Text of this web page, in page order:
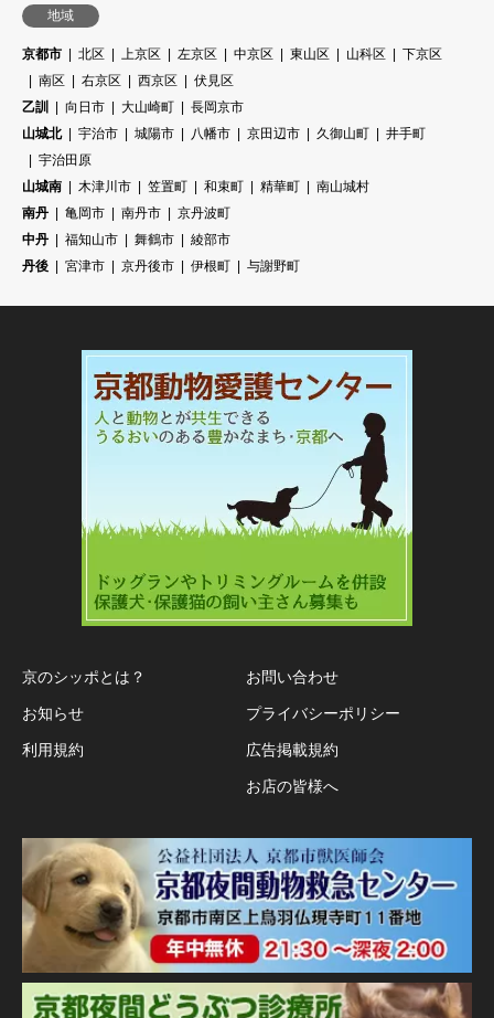
地域
京都市 北区 上京区 左京区 中京区 東山区 山科区
下京区
南区
右京区 西京区
伏見区
乙訓
向日市 大山崎町
長岡京市
山城北
宇治市 城陽市 八幡市 京田辺市 久御山町
井手町
宇治田原
山城南
木津川市 笠置町 和束町 精華町
南山城村
南丹
亀岡市 南丹市
京丹波町
中丹
福知山市 舞鶴市
綾部市
丹後
宮津市 京丹後市 伊根町 与謝野町
京のシッポとは？
お知らせ
利用規約
お問い合わせ
プライバシーポリシー
広告掲載規約
お店の皆様へ